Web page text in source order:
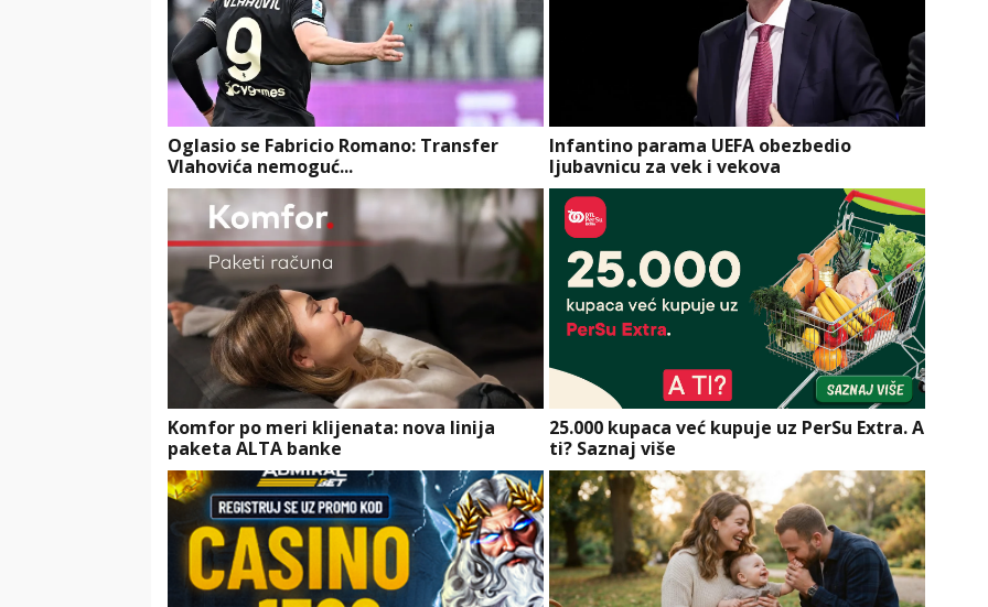
Oglasio se Fabricio Romano: Transfer
Vlahovića nemoguć...
Infantino parama UEFA obezbedio
ljubavnicu za vek i vekova
Komfor po meri klijenata: nova linija
paketa ALTA banke
25.000 kupaca već kupuje uz PerSu Extra. A
ti? Saznaj više